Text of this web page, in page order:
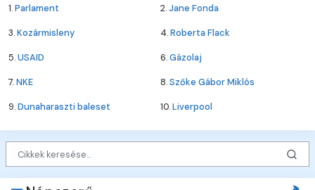
1.Parlament 2.Jane Fonda
3.Kozármisleny 4.Roberta Flack
5.USAID 6.Gázolaj
7.NKE 8.Szőke Gábor Miklós
9.Dunaharaszti baleset 10.Liverpool